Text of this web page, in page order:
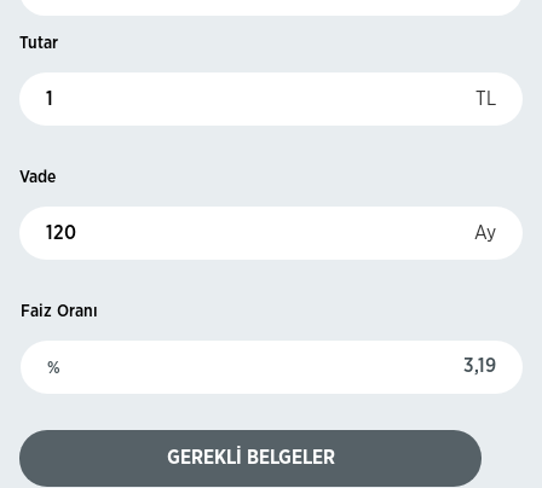
Tutar
TL
Vade
Ay
Faiz Oranı
%
GEREKLİ BELGELER